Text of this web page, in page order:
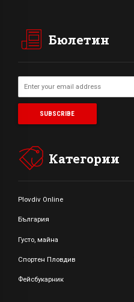
Бюлетин
Категории
Plovdiv Online
България
Густо, майна
Спортен Пловдив
Фейсбукарник